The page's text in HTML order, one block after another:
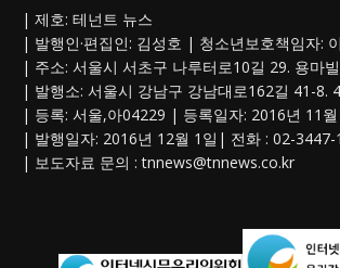
| 제호: 테넌트 뉴스
| 발행인·편집인: 김성호 | 청소년보호책임자:
| 주소: 서울시 서초구 나루터로10길 29. 용마
| 발행소: 서울시 강남구 강남대로162길 41-8.
| 등록: 서울,아04229 | 등록일자: 2016년 11월
| 발행일자: 2016년 12월 1일| 전화 : 02-3447-
| 보도자료 문의 :tnnews@tnnews.co.kr